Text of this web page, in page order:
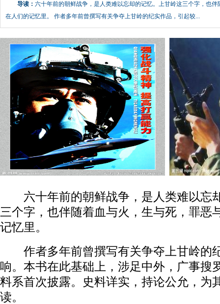
导读： 六十年前的朝鲜战争，是人类难以忘却的记忆。上甘岭这三个字，也
在人们的记忆里。 作者多年前曾撰写有关争夺上甘岭的纪实作品，引起较...
六十年前的朝鲜战争，是人类难以忘却
三个字，也伴随着血与火，生与死，罪恶
记忆里。
作者多年前曾撰写有关争夺上甘岭的
响。本书在此基础上，涉足中外，广事搜
料系首次披露。史料详实，持论公允，为
读。